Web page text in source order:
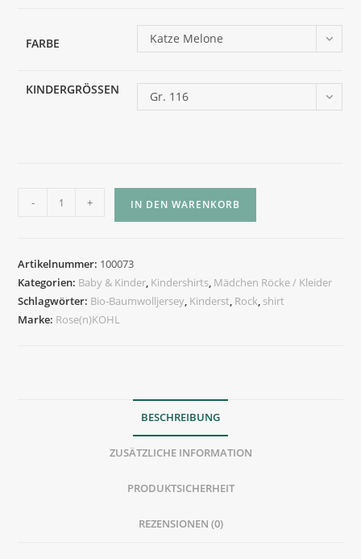
FARBE Katze Melone
KINDERGRÖSSEN Gr. 116
Zweiteiler
Kurzarmshirt
Menge
- + IN DEN WARENKORB
Artikelnummer: 100073
Kategorien: Baby & Kinder, Kindershirts, Mädchen Röcke / Kleider
Schlagwörter: Bio-Baumwolljersey, Kinderst, Rock, shirt
Marke: Rose(n)KOHL
BESCHREIBUNG
ZUSÄTZLICHE INFORMATION
PRODUKTSICHERHEIT
REZENSIONEN (0)